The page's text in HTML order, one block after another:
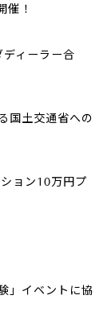
催！
ィーラー合
国土交通省への
ョン10万円プ
」イベントに協